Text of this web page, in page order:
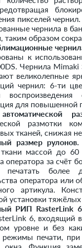
пикселей
чернила в
таким образом
к
Чернила
великолепные
чернил: 6-ти
для повышенной
размотки
тканей, снижая
размер рулонов.
ткани массой до
оператора за счёт
печатать
оператора или
артикула.
установки тяжёлых
РИП RasterLink
6, входящий
уровне и без
печати, при